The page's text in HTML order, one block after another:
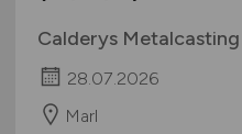
Calderys
28.07.2026
Marl